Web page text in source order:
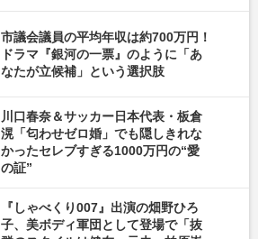
市議会議員の平均年収は約700万円！
ドラマ『銀河の一票』のように「あ
なたが立候補」という選択肢
川口春奈＆サッカー日本代表・板倉
滉「匂わせゼロ婚」でも隠しきれな
かったセレブすぎる1000万円の“愛
の証”
『しゃべくり007』出演の畑野ひろ
子、美ボディ軍団として登場で「抜